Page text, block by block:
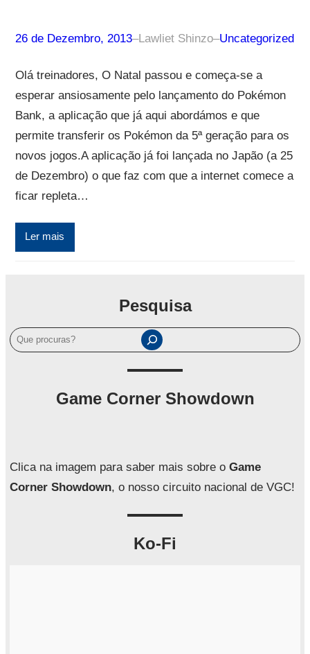
26 de Dezembro, 2013–Lawliet Shinzo–Uncategorized
Olá treinadores, O Natal passou e começa-se a
esperar ansiosamente pelo lançamento do Pokémon
Bank, a aplicação que já aqui abordámos e que
permite transferir os Pokémon da 5ª geração para os
novos jogos.A aplicação já foi lançada no Japão (a 25
de Dezembro) o que faz com que a internet comece a
ficar repleta…
Ler mais
Pesquisa
P
e
a
Game Corner Showdown
Clica na imagem para saber mais sobre o Game
Corner Showdown, o nosso circuito nacional de VGC!
Ko-Fi